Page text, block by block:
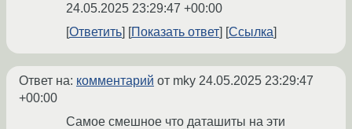
24.05.2025 23:29:47 +00:00
Ответить
Показать ответ Ссылка
Ответ на: комментарий от mky 24.05.2025 23:29:47
+00:00
Самое смешное что даташиты на эти